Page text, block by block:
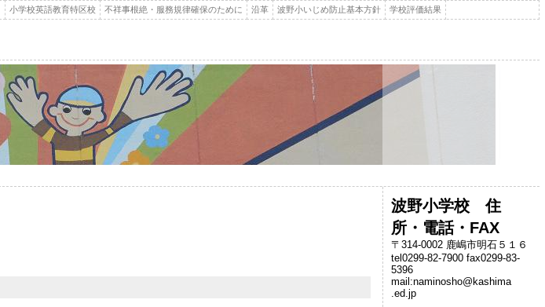
小学校英語教育特区校 不祥事根絶・服務規律確保のために 沿革 波野小いじめ防止基本方針 学校評価結果
波野小学校 住
所・電話・FAX
〒314-0002 鹿嶋市明石５１６
tel0299-82-7900 fax0299-83-
5396
mail:naminosho@kashima
.ed.jp